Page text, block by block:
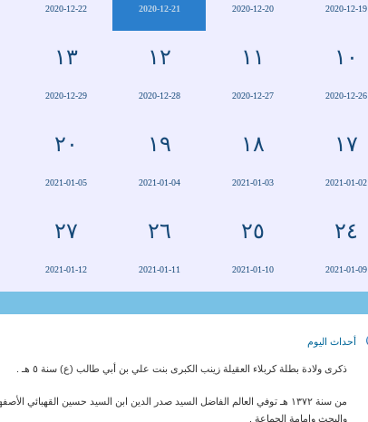
2020-12-19
2020-12-20
2020-12-21
2020-12-22
١٠
2020-12-26
١١
2020-12-27
١٢
2020-12-28
١٣
2020-12-29
١٧
2021-01-02
١٨
2021-01-03
١٩
2021-01-04
٢٠
2021-01-05
٢٤
2021-01-09
٢٥
2021-01-10
٢٦
2021-01-11
٢٧
2021-01-12
أحداث اليوم
ذكرى ولادة بطلة كربلاء العقيلة زينب الكبرى بنت علي بن أبي طالب (ع) سنة ٥ هـ .
من سنة ١٣٧٢ هـ توفي العالم الفاضل السيد صدر الدين ابن السيد حسين
والبحث وامامة الجماعة .